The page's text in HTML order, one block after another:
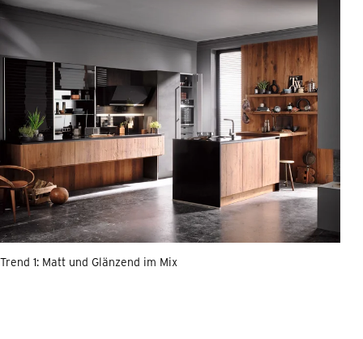
Trend 1: Matt und Glänzend im Mix